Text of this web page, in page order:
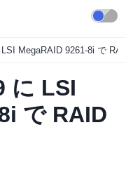
MegaRAID 9261-8i で
に LSI
で RAID